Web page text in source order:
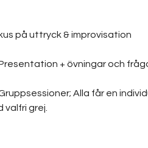
på uttryck & improvisation
+ övningar och
Alla får en
valfri grej.